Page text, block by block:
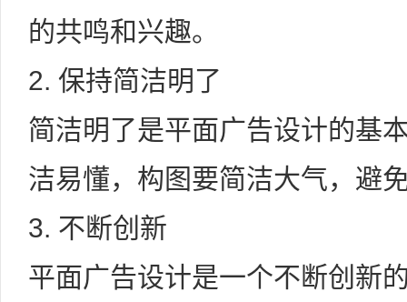
的共鸣和兴趣。
2. 保持简洁明了
简洁明了是平面广告设计的基
洁易懂，构图要简洁大气，避
3. 不断创新
平面广告设计是一个不断创新